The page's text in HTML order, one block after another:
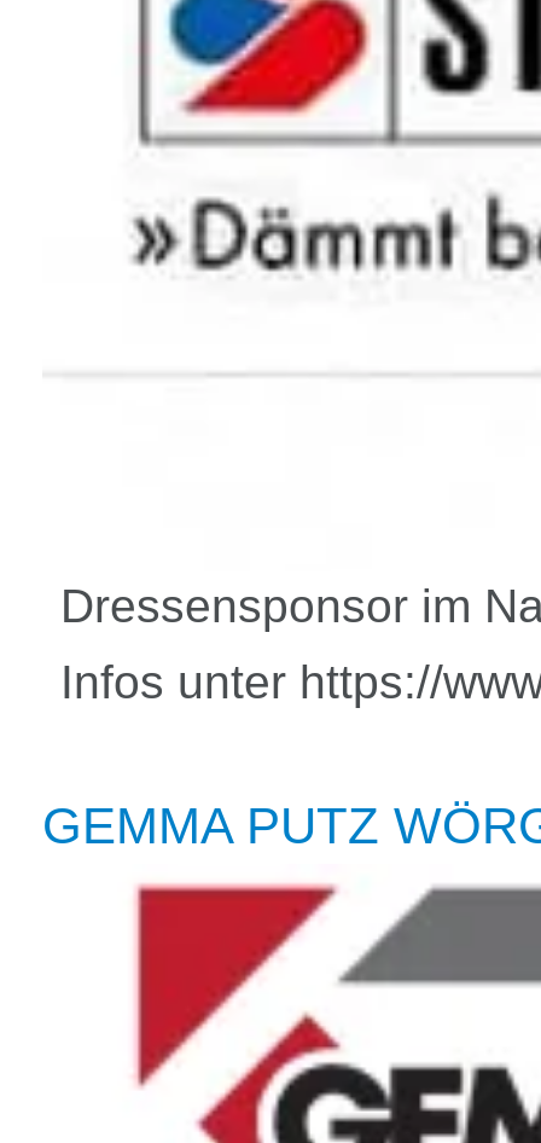
Dressensponsor im
Infos unter https://
GEMMA PUTZ